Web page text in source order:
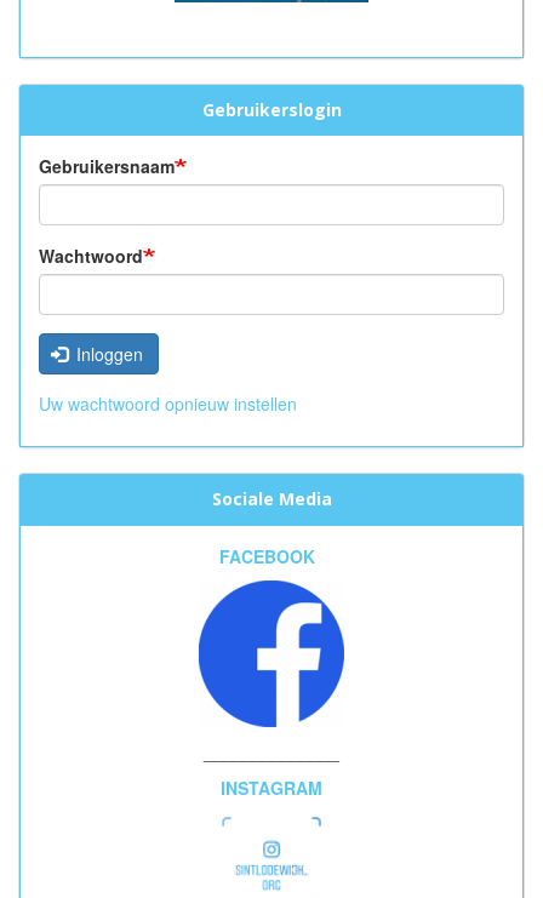
Gebruikerslogin
Gebruikersnaam
Wachtwoord
Inloggen
Uw wachtwoord opnieuw instellen
Sociale Media
FACEBOOK
INSTAGRAM